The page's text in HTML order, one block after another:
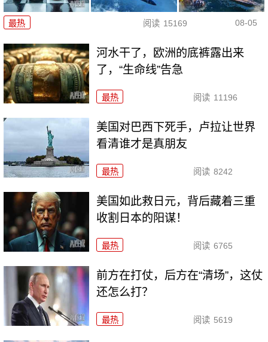
最热 阅读 15169 08-05
河水干了，欧洲的底裤露出来
了，“生命线”告急
最热 阅读 11196
美国对巴西下死手，卢拉让世界
看清谁才是真朋友
最热 阅读 8242
美国如此救日元，背后藏着三重
收割日本的阳谋！
最热 阅读 6765
前方在打仗，后方在“清场”，这仗
还怎么打？
最热 阅读 5619